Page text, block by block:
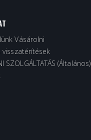
Vásárolni
visszatérítések
SZOLGÁLTATÁS (Általános)